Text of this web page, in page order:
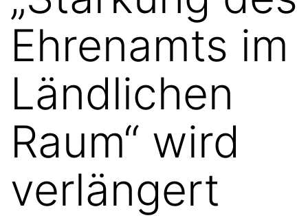
Ehrenamts im
Ländlichen
Raum“ wird
verlängert